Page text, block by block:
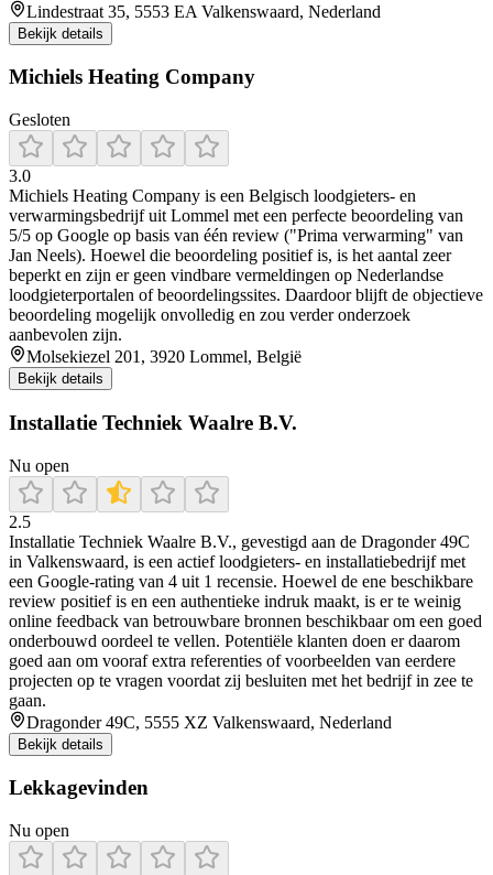
Lindestraat 35, 5553 EA Valkenswaard, Nederland
Bekijk details
Michiels Heating Company
Gesloten
3.0
Michiels Heating Company is een Belgisch loodgieters- en
verwarmingsbedrijf uit Lommel met een perfecte beoordeling van
5/5 op Google op basis van één review ("Prima verwarming" van
Jan Neels). Hoewel die beoordeling positief is, is het aantal zeer
beperkt en zijn er geen vindbare vermeldingen op Nederlandse
loodgieterportalen of beoordelingssites. Daardoor blijft de objectieve
beoordeling mogelijk onvolledig en zou verder onderzoek
aanbevolen zijn.
Molsekiezel 201, 3920 Lommel, België
Bekijk details
Installatie Techniek Waalre B.V.
Nu open
2.5
Installatie Techniek Waalre B.V., gevestigd aan de Dragonder 49C
in Valkenswaard, is een actief loodgieters‑ en installatiebedrijf met
een Google‑rating van 4 uit 1 recensie. Hoewel de ene beschikbare
review positief is en een authentieke indruk maakt, is er te weinig
online feedback van betrouwbare bronnen beschikbaar om een goed
onderbouwd oordeel te vellen. Potentiële klanten doen er daarom
goed aan om vooraf extra referenties of voorbeelden van eerdere
projecten op te vragen voordat zij besluiten met het bedrijf in zee te
gaan.
Dragonder 49C, 5555 XZ Valkenswaard, Nederland
Bekijk details
Lekkagevinden
Nu open